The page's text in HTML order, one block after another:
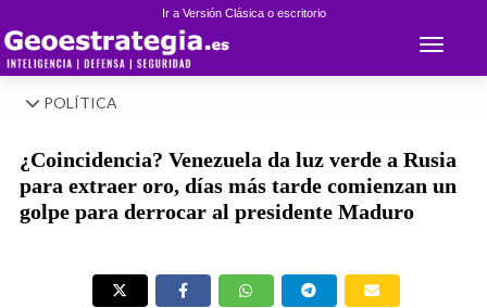
Ir a Versión Clásica o escritorio
Toggle
POLÍTICA
¿Coincidencia? Venezuela da luz verde a Rusia
para extraer oro, días más tarde comienzan un
golpe para derrocar al presidente Maduro